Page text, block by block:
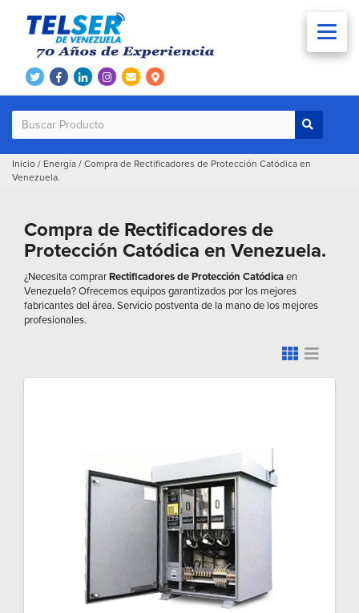
Inicio / Energía / Compra de Rectificadores de Protección Catódica en
Venezuela.
Compra de Rectificadores de
Protección Catódica en Venezuela.
¿Necesita comprarRectificadores de Protección Catódicaen
Venezuela? Ofrecemos equipos garantizados por los mejores
fabricantes del área. Servicio postventa de la mano de los mejores
profesionales.